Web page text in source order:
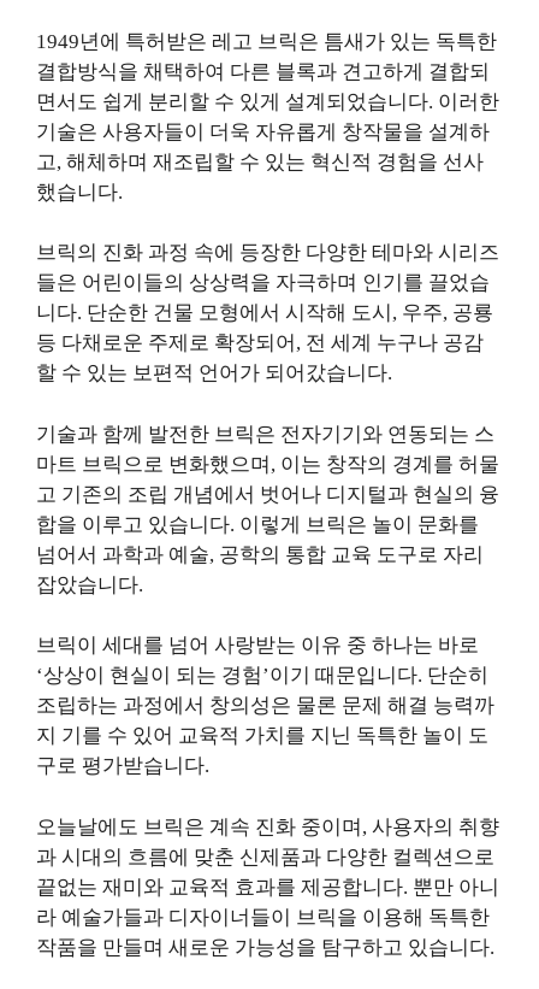
1949년에 특허받은 레고 브릭은 틈새가 있는 독특한
결합방식을 채택하여 다른 블록과 견고하게 결합되
면서도 쉽게 분리할 수 있게 설계되었습니다. 이러한
기술은 사용자들이 더욱 자유롭게 창작물을 설계하
고, 해체하며 재조립할 수 있는 혁신적 경험을 선사
했습니다.
브릭의 진화 과정 속에 등장한 다양한 테마와 시리즈
들은 어린이들의 상상력을 자극하며 인기를 끌었습
니다. 단순한 건물 모형에서 시작해 도시, 우주, 공룡
등 다채로운 주제로 확장되어, 전 세계 누구나 공감
할 수 있는 보편적 언어가 되어갔습니다.
기술과 함께 발전한 브릭은 전자기기와 연동되는 스
마트 브릭으로 변화했으며, 이는 창작의 경계를 허물
고 기존의 조립 개념에서 벗어나 디지털과 현실의 융
합을 이루고 있습니다. 이렇게 브릭은 놀이 문화를
넘어서 과학과 예술, 공학의 통합 교육 도구로 자리
잡았습니다.
브릭이 세대를 넘어 사랑받는 이유 중 하나는 바로
‘상상이 현실이 되는 경험’이기 때문입니다. 단순히
조립하는 과정에서 창의성은 물론 문제 해결 능력까
지 기를 수 있어 교육적 가치를 지닌 독특한 놀이 도
구로 평가받습니다.
오늘날에도 브릭은 계속 진화 중이며, 사용자의 취향
과 시대의 흐름에 맞춘 신제품과 다양한 컬렉션으로
끝없는 재미와 교육적 효과를 제공합니다. 뿐만 아니
라 예술가들과 디자이너들이 브릭을 이용해 독특한
작품을 만들며 새로운 가능성을 탐구하고 있습니다.